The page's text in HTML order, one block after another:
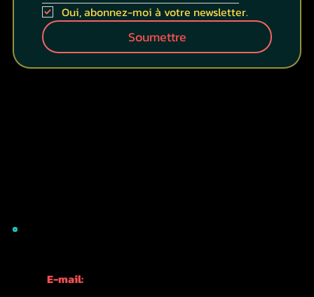
Oui, abonnez-moi à votre newsletter.
Soumettre
E-mail: